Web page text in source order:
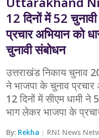
12 दिनों में 52
प्रचार अभियान को
चुनावी संबोधन
उत्तराखंड निकाय चुनाव
ने भाजपा के चुनाव प्रचार
12 दिनों में सीएम धामी
भाग लेकर भाजपा के
By: Rekha RNI News
आगरा
कानपुर
मेरठ
लखनऊ
उत्तराखंड